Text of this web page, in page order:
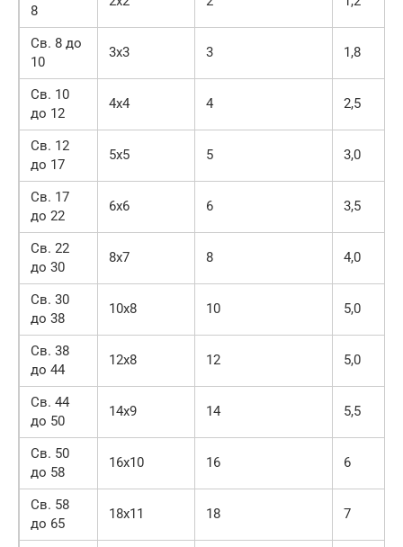
8
Св. 8 до
10
3х3 3 1,8
Св. 10
до 12
4х4 4 2,5
Св. 12
до 17
5х5 5 3,0
Св. 17
до 22
6х6 6 3,5
Св. 22
до 30
8х7 8 4,0
Св. 30
до 38
10х8 10 5,0
Св. 38
до 44
12х8 12 5,0
Св. 44
до 50
14х9 14 5,5
Св. 50
до 58
16х10 16 6
Св. 58
до 65
18х11 18 7